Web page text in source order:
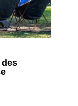
des